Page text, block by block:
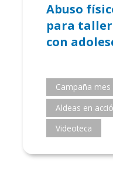
Abuso
para
con
Campaña mes
Aldeas en
Videoteca